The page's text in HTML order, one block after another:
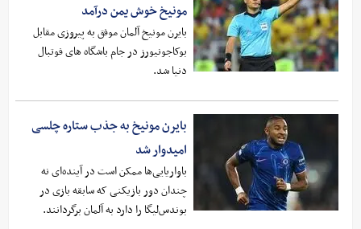
مونیخ خوش یمن درآمد
بایرن مونیخ آلمان موفق به پیروزی مقابل
بوکاجونیورز در جام باشگاه های فوتبال
دنیا شد.
بایرن مونیخ به جذب ستاره چلسی
امیدوار شد
باواریایی‌ها ممکن است در آینده‌ای نه
چندان دور بازیکنی که سابقه بازی در
بوندس‌لیگا را دارد به آلمان برگردانند.